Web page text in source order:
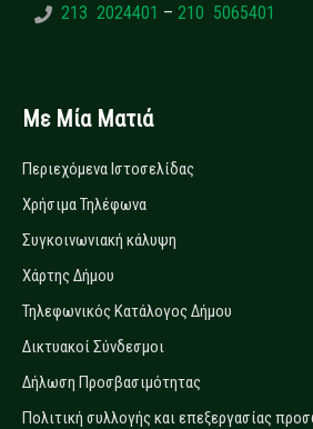
213 2024401 – 210 5065401
Με Μία Ματιά
Περιεχόμενα Ιστοσελίδας
Χρήσιμα Τηλέφωνα
Συγκοινωνιακή κάλυψη
Χάρτης Δήμου
Τηλεφωνικός Κατάλογος Δήμου
Δικτυακοί Σύνδεσμοι
Δήλωση Προσβασιμότητας
Πολιτική συλλογής και επεξεργασίας